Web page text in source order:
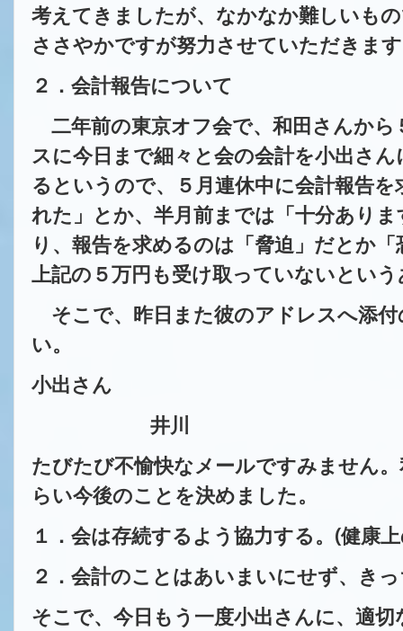
考えてきましたが、なかなか難しいも
ささやかですが努力させていただきま
２．会計報告について
二年前の東京オフ会で、和田さんか
スに今日まで細々と会の会計を小出さん
るというので、５月連休中に会計報告
れた」 とか、半月前までは「十分あり
り、報告を求めるのは「脅迫」だとか
上記の５万円も受け取っていないとい
そこで、昨日また彼のアドレスへ添
い。
小出さん
井川
たびたび不愉快なメールですみません
らい今後のことを決めました。
１．会は存続するよう協力する。 (健康
２．会計のことはあいまいにせず、き
そこで、今日もう一度小出さんに、適切